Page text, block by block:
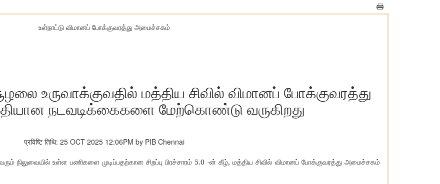
உள்நாட்டு விமானப் போக்குவரத்து அமைச்சகம்
உருவாக்குவதில் மத்திய சிவில் விமானப் போக்குவரத்து
நடவடிக்கைகளை மேற்கொண்டு வருகிறது
प्रविष्टि तिथि: 25 OCT 2025 12:06PM by PIB Chennai
நிலுவையில் உள்ள பணிகளை முடிப்பதற்கான சிறப்பு பிரச்சாரம் 5.0 -ன் கீழ்,மத்திய சிவில் விமானப் போக்குவரத்து அமைச்சகம்